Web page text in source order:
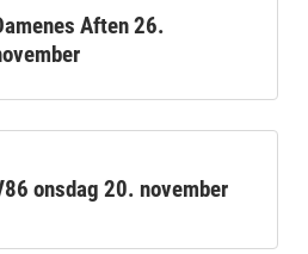
Aften 26.
onsdag 20. november